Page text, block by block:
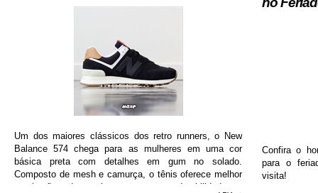
Um dos maiores clássicos dos retro runners, o New
Balance 574 chega para as mulheres em uma cor
básica preta com detalhes em gum no solado.
Composto de mesh e camurça, o tênis oferece melhor
respiração dos pés e garante durabilidade e
Confira o
para o
visita!